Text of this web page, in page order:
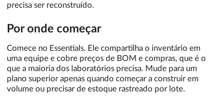
precisa ser reconstruído.
Por onde começar
Comece no Essentials. Ele compartilha o inventário em
uma equipe e cobre preços de BOM e compras, que é o
que a maioria dos laboratórios precisa. Mude para um
plano superior apenas quando começar a construir em
volume ou precisar de estoque rastreado por lote.